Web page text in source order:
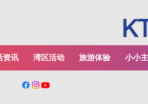
资讯 湾区活动 旅游体验 小小